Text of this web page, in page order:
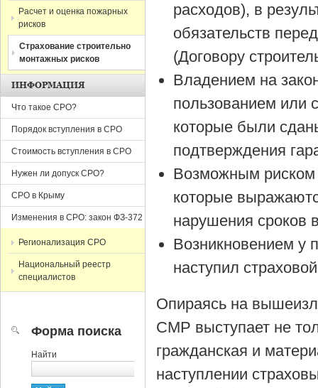
расходов), в
обязательств
(Договору
Владением на
пользованием или
которые были
подтверждения
Возможным риском
которые
нарушения сроков
Возникновением у
наступил
Опираясь на
СМР выступает не
гражданская и
наступлении
Расчет и оценка пожарных
рисков
Страхование строительно
монтажных рисков
ИНФОРМАЦИЯ
Что такое СРО?
Порядок вступления в СРО
Стоимость вступления в СРО
Нужен ли допуск СРО?
СРО в Крыму
Изменения в СРО: закон ФЗ-372
Регионализация СРО
Национальный реестр
специалистов
Форма поиска
Найти